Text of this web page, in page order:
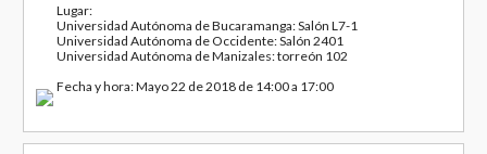
Lugar:
Universidad Autónoma de Bucaramanga: Salón L7-1
Universidad Autónoma de Occidente: Salón 2401
Universidad Autónoma de Manizales: torreón 102
Fecha y hora: Mayo 22 de 2018 de 14:00 a 17:00